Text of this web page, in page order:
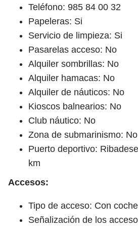
Teléfono: 985 84 00 32
Papeleras: Si
Servicio de limpieza: Si
Pasarelas acceso: No
Alquiler sombrillas: No
Alquiler hamacas: No
Alquiler de náuticos: No
Kioscos balnearios: No
Club náutico: No
Zona de submarinismo: No
Puerto deportivo:
km
Accesos:
Tipo de acceso: Con coche
Señalización de los